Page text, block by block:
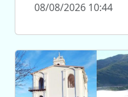
08/08/2026 10:44